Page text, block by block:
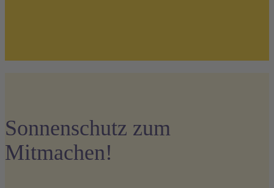
Sonnenschutz zum
Mitmachen!